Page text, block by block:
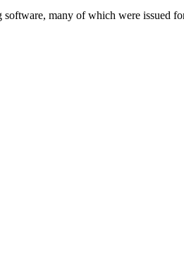
many of which were issued